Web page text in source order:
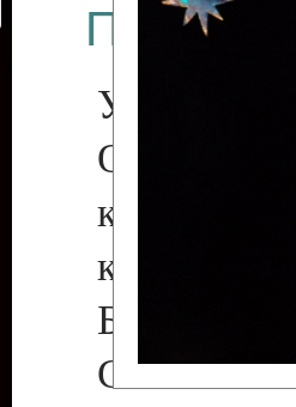
Бендеры ,
Светлана